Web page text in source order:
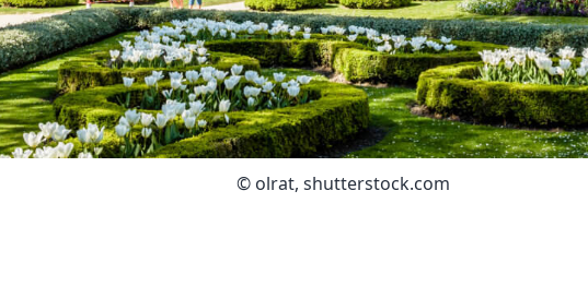
© olrat, shutterstock.com